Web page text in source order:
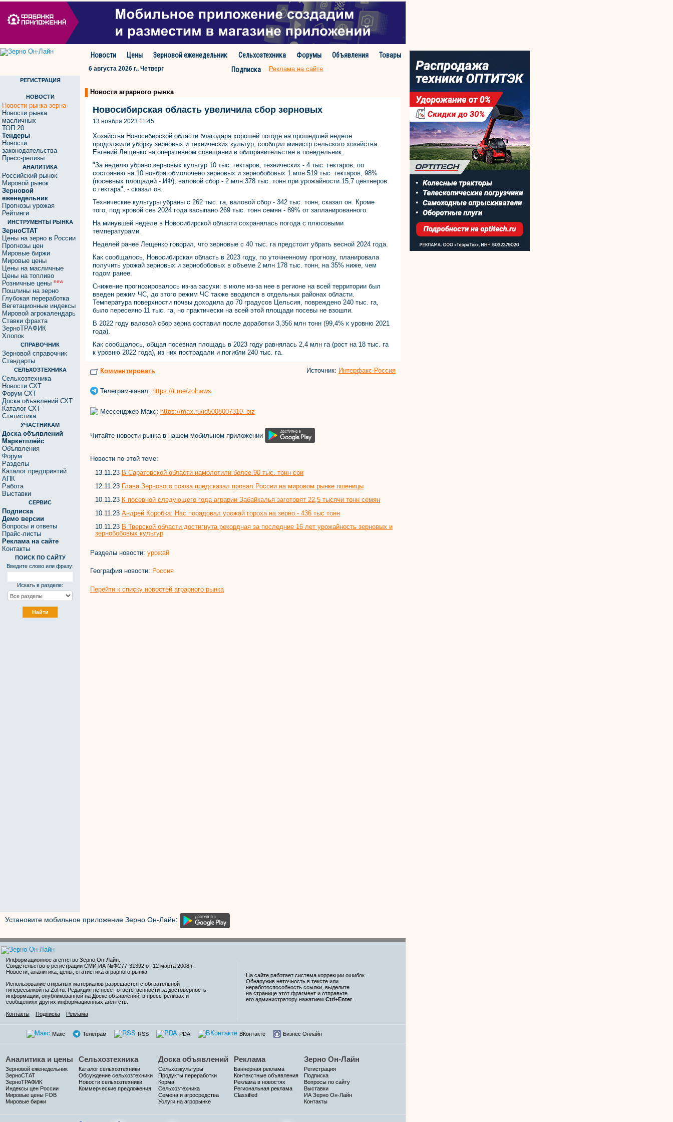
Новости Цены Зерновой еженедельник Сельхозтехника Форумы Объявления
Товары
Подписка
6 августа 2026 г., Четверг Реклама на сайте
РЕГИСТРАЦИЯ
НОВОСТИ
Новости рынка зерна
Новости рынка
масличных
ТОП 20
Тендеры
Новости
законодательства
Пресс-релизы
АНАЛИТИКА
Российский рынок
Мировой рынок
Зерновой
еженедельник
Прогнозы урожая
Рейтинги
ИНСТРУМЕНТЫ РЫНКА
ЗерноСТАТ
Цены на зерно в России
Прогнозы цен
Мировые биржи
Мировые цены
Цены на масличные
Цены на топливо
Розничные цены new
Пошлины на зерно
Глубокая переработка
Вегетационные индексы
Мировой агрокалендарь
Ставки фрахта
ЗерноТРАФИК
Хлопок
СПРАВОЧНИК
Зерновой справочник
Стандарты
СЕЛЬХОЗТЕХНИКА
Сельхозтехника
Новости СХТ
Форум СХТ
Доска объявлений СХТ
Каталог СХТ
Статистика
УЧАСТНИКАМ
Доска объявлений
Маркетплейс
Объявления
Форум
Разделы
Каталог предприятий
АПК
Работа
Выставки
СЕРВИС
Подписка
Демо версии
Вопросы и ответы
Прайс-листы
Реклама на сайте
Контакты
ПОИСК ПО САЙТУ
Введите слово или фразу:
Искать в разделе:
Новости аграрного рынка
Новосибирская область увеличила сбор зерновых
13 ноября 2023 11:45
Хозяйства Новосибирской области благодаря хорошей погоде на прошедшей неделе
продолжили уборку зерновых и технических культур, сообщил министр сельского хозяйства
Евгений Лещенко на оперативном совещании в облправительстве в понедельник.
"За неделю убрано зерновых культур 10 тыс. гектаров, тезнических - 4 тыс. гектаров, по
состоянию на 10 ноября обмолочено зерновых и зернобобовых 1 млн 519 тыс. гектаров, 98%
(посевных площадей - ИФ), валовой сбор - 2 млн 378 тыс. тонн при урожайности 15,7 центнеров
с гектара", - сказал он.
Технические культуры убраны с 262 тыс. га, валовой сбор - 342 тыс. тонн, сказал он. Кроме
того, под яровой сев 2024 года засыпано 269 тыс. тонн семян - 89% от запланированного.
На минувшей неделе в Новосибирской области сохранялась погода с плюсовыми
температурами.
Неделей ранее Лещенко говорил, что зерновые с 40 тыс. га предстоит убрать весной 2024 года.
Как сообщалось, Новосибирская область в 2023 году, по уточненному прогнозу, планировала
получить урожай зерновых и зернобобовых в объеме 2 млн 178 тыс. тонн, на 35% ниже, чем
годом ранее.
Снижение прогнозировалось из-за засухи: в июле из-за нее в регионе на всей территории был
введен режим ЧС, до этого режим ЧС также вводился в отдельных районах области.
Температура поверхности почвы доходила до 70 градусов Цельсия, повреждено 240 тыс. га,
было пересеяно 11 тыс. га, но практически на всей этой площади посевы не взошли.
В 2022 году валовой сбор зерна составил после доработки 3,356 млн тонн (99,4% к уровню 2021
года).
Как сообщалось, общая посевная площадь в 2023 году равнялась 2,4 млн га (рост на 18 тыс. га
к уровню 2022 года), из них пострадали и погибли 240 тыс. га.
Комментировать Источник: Интерфакс-Россия
Телеграм-канал: https://t.me/zolnews
Мессенджер Макс: https://max.ru/id5008007310_biz
Читайте новости рынка в нашем мобильном приложении
Новости по этой теме:
13.11.23 В Саратовской области намолотили более 90 тыс. тонн сои
12.11.23 Глава Зернового союза предсказал провал России на мировом рынке пшеницы
10.11.23 К посевной следующего года аграрии Забайкалья заготовят 22,5 тысячи тонн семян
10.11.23 Андрей Коробка: Нас порадовал урожай гороха на зерно - 436 тыс тонн
10.11.23 В Тверской области достигнута рекордная за последние 16 лет урожайность зерновых и
зернобобовых культур
Разделы новости: урожай
География новости: Россия
Перейти к списку новостей аграрного рынка
Установите мобильное приложение Зерно Он-Лайн:
Информационное агентство Зерно Он-Лайн
Свидетельство о регистрации СМИ ИА №ФС77-31392 от 12 марта 2008 г.
Новости, аналитика, цены, статистика аграрного рынка.
Использование открытых материалов разрешается с обязательной
гиперссылкой на Zol.ru. Редакция не несет ответственности за достоверность
информации, опубликованной на Доске объявлений, в пресс-релизах и
сообщениях других информационных агентств.
Контакты
Подписка Реклама
На сайте работает система коррекции ошибок.
Обнаружив неточность в тексте или
неработоспособность ссылки, выделите
на странице этот фрагмент и отправьте
его администратору нажатием Ctrl+Enter
Макс Телеграм RSS PDA ВКонтакте Бизнес Онлайн
Аналитика и цены
Зерновой еженедельник
ЗерноСТАТ
ЗерноТРАФИК
Индексы цен России
Мировые цены FOB
Мировые биржи
Сельхозтехника
Каталог сельхозтехники
Обсуждение сельхозтехники
Новости сельхозтехники
Коммерческие предложения
Доска объявлений
Сельхозкультуры
Продукты переработки
Корма
Сельхозтехника
Семена и агросредства
Услуги на агрорынке
Реклама
Баннерная реклама
Контекстные объявления
Реклама в новостях
Региональная реклама
Classified
Зерно Он-Лайн
Регистрация
Подписка
Вопросы по сайту
Выставки
ИА Зерно Он-Лайн
Контакты